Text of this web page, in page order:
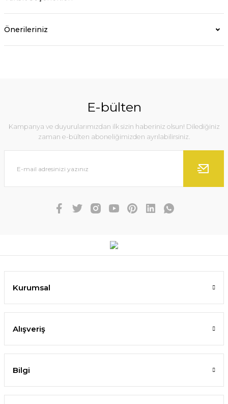
Önerileriniz
E-bülten
Kampanya ve duyurularımızdan ilk sizin haberiniz olsun! Dilediğiniz
zaman e-bülten aboneliğimizden ayrılabilirsiniz.
Kurumsal
Alışveriş
Bilgi